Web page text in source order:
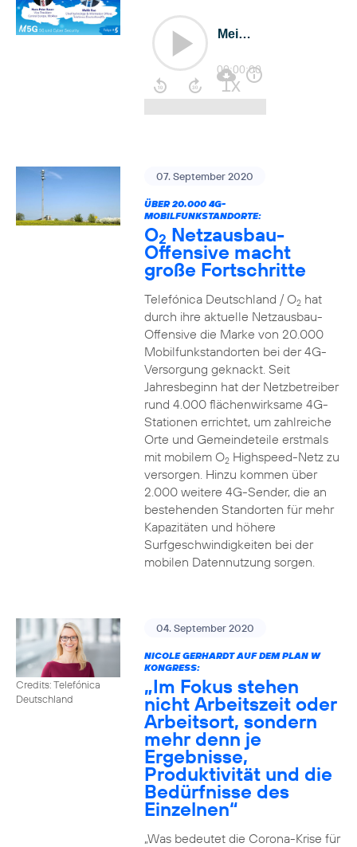
07. September 2020
ÜBER 20.000 4G-
MOBILFUNKSTANDORTE:
O2 Netzausbau-
Offensive macht
große Fortschritte
Telefónica Deutschland / O2hat
durch ihre aktuelle Netzausbau-
Offensive die Marke von 20.000
Mobilfunkstandorten bei der 4G-
Versorgung geknackt. Seit
Jahresbeginn hat der Netzbetreiber
rund 4.000 flächenwirksame 4G-
Stationen errichtet, um zahlreiche
Orte und Gemeindeteile erstmals
mit mobilem O2Highspeed-Netz zu
versorgen. Hinzu kommen über
2.000 weitere 4G-Sender, die an
bestehenden Standorten für mehr
Kapazitäten und höhere
Surfgeschwindigkeiten bei der
mobilen Datennutzung sorgen.
Credits: Telefónica
Deutschland
04. September 2020
NICOLE GERHARDT AUF DEM PLAN W
KONGRESS:
„Im Fokus stehen
nicht Arbeitszeit oder
Arbeitsort, sondern
mehr denn je
Ergebnisse,
Produktivität und die
Bedürfnisse des
Einzelnen“
„Was bedeutet die Corona-Krise für